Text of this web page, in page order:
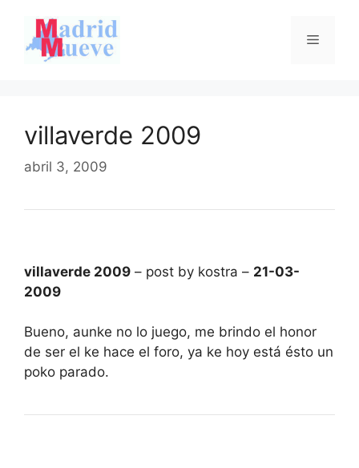
contenido
Menú
villaverde 2009
abril 3, 2009
villaverde 2009 – post by kostra – 21-03-
2009
Bueno, aunke no lo juego, me brindo el honor
de ser el ke hace el foro, ya ke hoy está ésto un
poko parado.